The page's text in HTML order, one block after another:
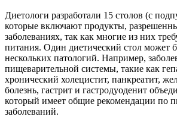
Диетологи разработали 15 столов (с
которые включают продукты,
заболеваниях, так как многие из них
питания. Один диетический стол может
нескольких патологий. Например,
пищеварительной системы, такие как
хронический холецистит, панкреатит,
болезнь, гастрит и гастродуоденит
который имеет общие рекомендации по
заболеваний.